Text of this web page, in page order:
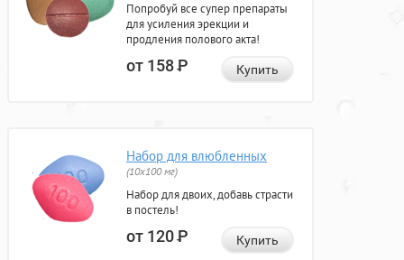
Попробуй все супер препараты
для усиления эрекции и
продления полового акта!
от 158Р Купить
Набор для влюбленных
(10х100 мг)
Набор для двоих, добавь страсти
в постель!
от 120Р Купить